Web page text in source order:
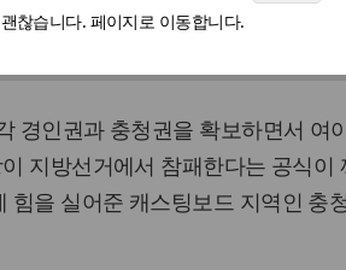
괜찮습니다. 페이지로 이동합니다.
경인권과 충청권을 확보하면서 여
지방선거에서 참패한다는 공식이
힘을 실어준 캐스팅보드 지역인 충